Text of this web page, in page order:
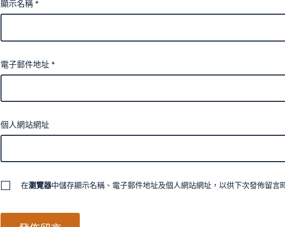
顯示名稱*
電子郵件地址*
個人網站網址
在瀏覽器中儲存顯示名稱、電子郵件地址及個人網站網址，以供下次發佈留言